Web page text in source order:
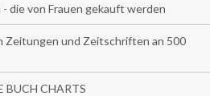
die von Frauen gekauft werden
Zeitungen und Zeitschriften an 500
BUCH CHARTS